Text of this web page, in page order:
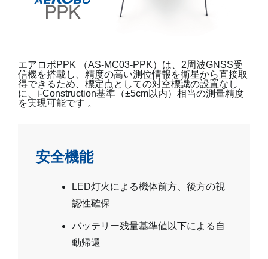
エアロボPPK （AS-MC03-PPK）は、2周波GNSS受
信機を搭載し、精度の高い測位情報を衛星から直接取
得できるため、標定点としての対空標識の設置なし
に、i-Construction基準（±5cm以内）相当の測量精度
を実現可能です 。
安全機能
LED灯火による機体前方、後方の視
認性確保
バッテリー残量基準値以下による自
動帰還